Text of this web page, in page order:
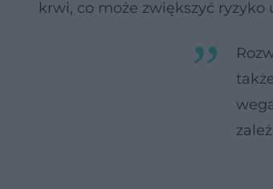
krwi, co może zwiększyć ryzyko